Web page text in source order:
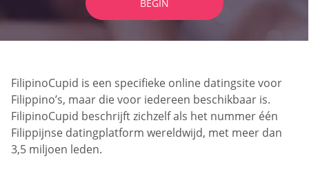
BEGIN
FilipinoCupid is een specifieke online datingsite voor
Filippino’s, maar die voor iedereen beschikbaar is.
FilipinoCupid beschrijft zichzelf als het nummer één
Filippijnse datingplatform wereldwijd, met meer dan
3,5 miljoen leden.